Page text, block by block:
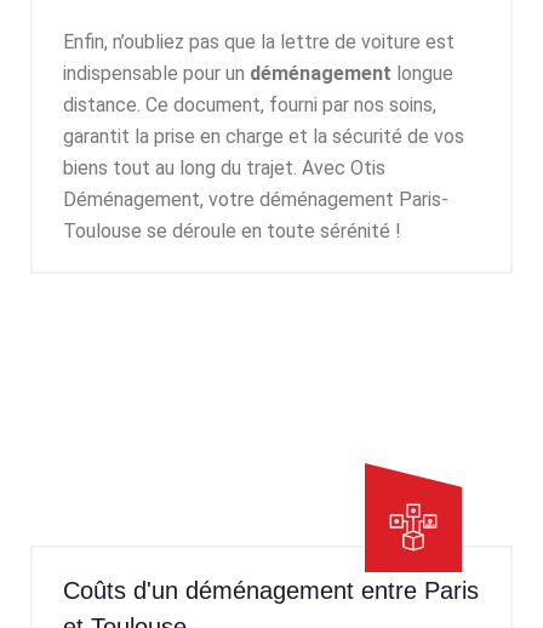
Enfin, n’oubliez pas que la lettre de voiture est
indispensable pour un déménagement longue
distance. Ce document, fourni par nos soins,
garantit la prise en charge et la sécurité de vos
biens tout au long du trajet. Avec Otis
Déménagement, votre déménagement Paris-
Toulouse se déroule en toute sérénité !
Coûts d'un déménagement entre Paris